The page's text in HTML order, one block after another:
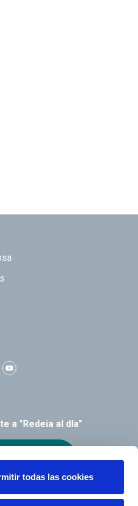
todas las cookies
a "Redeia al día"
el boletín